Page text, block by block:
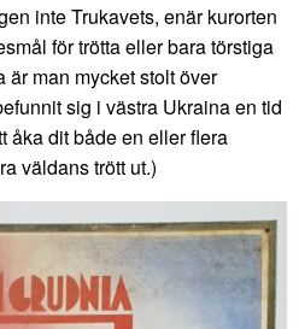
inte Trukavets, enär kurorten
för trötta eller bara törstiga
man mycket stolt över
sig i västra Ukraina en tid
åka dit både en eller flera
väldans trött ut.)